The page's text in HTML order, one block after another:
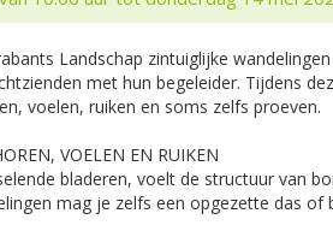
Landschap zintuiglijke
met hun begeleider. Tijdens
voelen, ruiken en soms zelfs proeven.
VOELEN EN RUIKEN
bladeren, voelt de structuur van
mag je zelfs een opgezette das of